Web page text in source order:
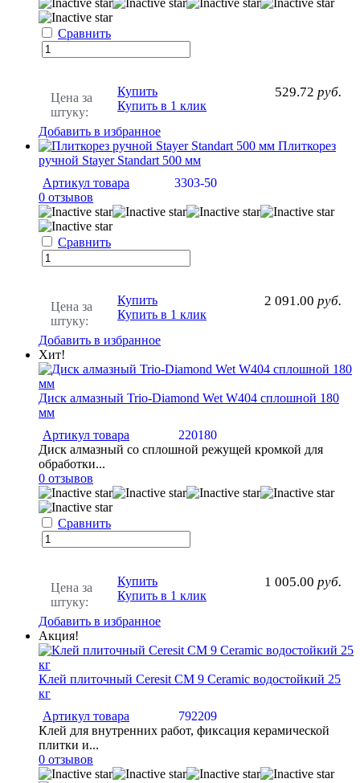
Сравнить
Цена за
штуку:
529.72 руб.
Купить
Купить в 1 клик
Добавить в избранное
Плиткорез
ручной Stayer Standart 500 мм
Артикул товара
3303-50
0 отзывов
Сравнить
Цена за
штуку:
2 091.00 руб.
Купить
Купить в 1 клик
Добавить в избранное
Хит!
Диск алмазный Trio-Diamond Wet W404 сплошной 180
мм
Артикул товара
220180
Диск алмазный со сплошной режущей кромкой для
обработки...
0 отзывов
Сравнить
Цена за
штуку:
1 005.00 руб.
Купить
Купить в 1 клик
Добавить в избранное
Акция!
Клей плиточный Ceresit CM 9 Ceramic водостойкий 25
кг
Артикул товара
792209
Клей для внутренних работ, фиксация керамической
плитки и...
0 отзывов